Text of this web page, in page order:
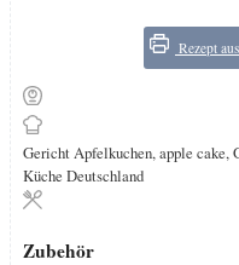
Rezept
GerichtApfelkuchen, apple cake,
Küche Deutschland
Zubehör